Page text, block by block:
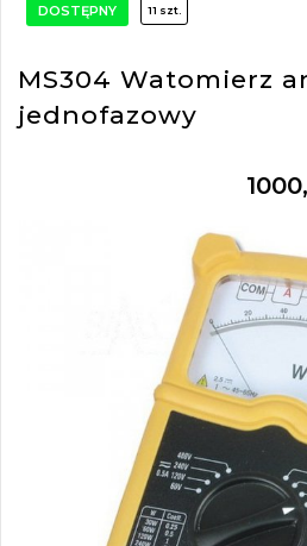
DOSTĘPNY 11 szt.
MS304 Watomierz
jednofazowy
1000,